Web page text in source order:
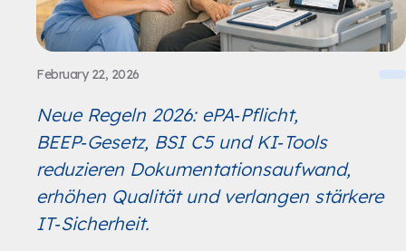
February 22, 2026
Neue Regeln 2026: ePA‑Pflicht,
BEEP‑Gesetz, BSI C5 und KI‑Tools
reduzieren Dokumentationsaufwand,
erhöhen Qualität und verlangen stärkere
IT‑Sicherheit.